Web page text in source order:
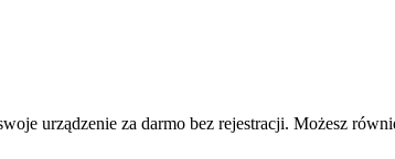
urządzenie za darmo bez rejestracji. Możesz